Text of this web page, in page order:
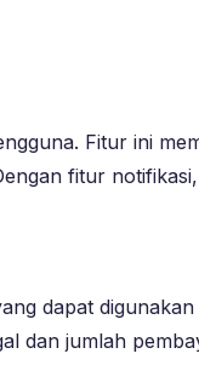
Fitur ini
fitur
dapat
dan jumlah